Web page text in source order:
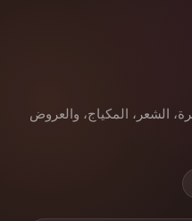
الشعر، المكياج، والعروض